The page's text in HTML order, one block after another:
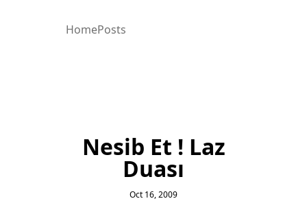
HomePosts
Nesib Et ! Laz
Duası
Oct 16, 2009